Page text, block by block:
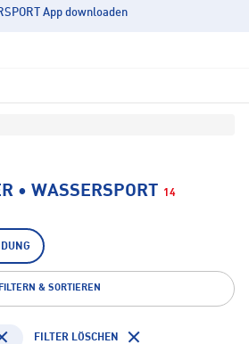
App downloaden
• WASSERSPORT 14
FILTERN & SORTIEREN
FILTER LÖSCHEN